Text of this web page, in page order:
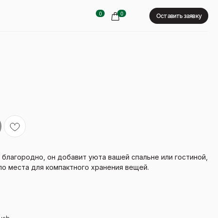
0
0 Оставить заявку
он добавит уюта вашей спальне или гостиной,
места для компактного хранения вещей.